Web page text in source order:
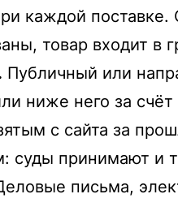
каждой
товар входит в
Публичный или
ниже него за
с сайта за
суды принимают и
письма,